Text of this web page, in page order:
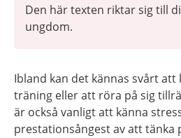
Den här texten riktar sig till
ungdom.
Ibland kan det kännas svårt att
träning eller att röra på sig
är också vanligt att känna
prestationsångest av att tänka